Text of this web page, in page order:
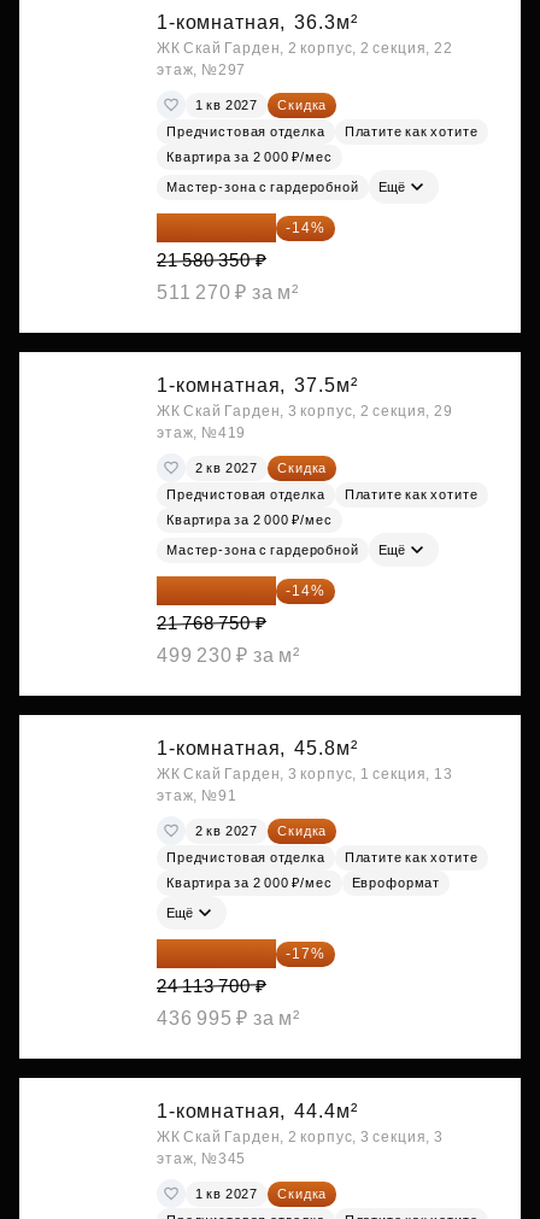
1-комнатная, 36.3м²
ЖК Скай Гарден, 2 корпус, 2 секция, 22
этаж, №297
1 кв 2027
Скидка
Предчистовая отделка
Платите как хотите
Квартира за 2 000 ₽/мес
Мастер-зона с гардеробной Ещё
18 559 101 ₽ -14%
21 580 350 ₽
511 270 ₽ за м²
1-комнатная, 37.5м²
ЖК Скай Гарден, 3 корпус, 2 секция, 29
этаж, №419
2 кв 2027
Скидка
Предчистовая отделка
Платите как хотите
Квартира за 2 000 ₽/мес
Мастер-зона с гардеробной Ещё
18 721 125 ₽ -14%
21 768 750 ₽
499 230 ₽ за м²
1-комнатная, 45.8м²
ЖК Скай Гарден, 3 корпус, 1 секция, 13
этаж, №91
2 кв 2027
Скидка
Предчистовая отделка
Платите как хотите
Квартира за 2 000 ₽/мес
Евроформат
Ещё
20 014 371 ₽ -17%
24 113 700 ₽
436 995 ₽ за м²
1-комнатная, 44.4м²
ЖК Скай Гарден, 2 корпус, 3 секция, 3
этаж, №345
1 кв 2027
Скидка